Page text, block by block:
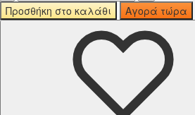
Προσθήκη στο καλάθι
Αγορά τώρα